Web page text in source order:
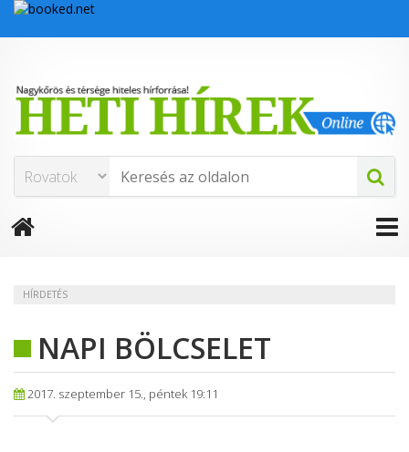
HÍRDETÉS
NAPI BÖLCSELET
2017. szeptember 15., péntek 19:11